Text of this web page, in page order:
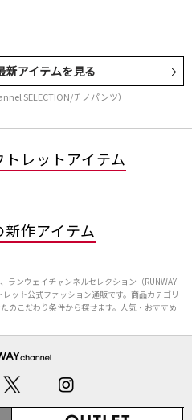
新アイテムを見る
SELECTION/チノパンツ）
レットアイテム
作アイテム
ランウェイチャンネルセレクション（RUNWAY
ット公式ファッション通販です。商品カテゴリ
のこだわり条件から探せます。人気・おすすめ